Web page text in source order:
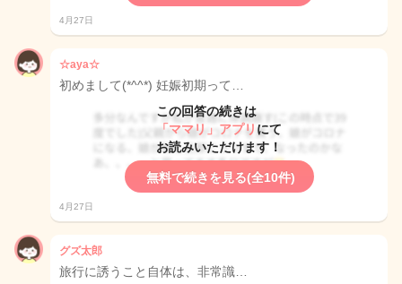
4月27日
☆aya☆
初めまして(*^^*) 妊娠初期って…
この回答の続きは
「ママリ」アプリ にて
お読みいただけます！
無料で続きを見る(全10件)
4月27日
グズ太郎
旅行に誘うこと自体は、非常識…